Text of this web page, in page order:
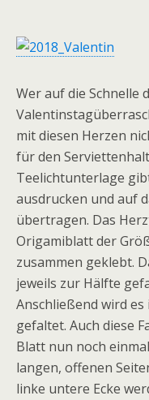
Wer auf die Schnelle
mit diesen Herzen
für den
Teelichtunterlage
ausdrucken und auf
übertragen. Das
Origamiblatt der
zusammen geklebt.
jeweils zur Hälfte
Anschließend wird
gefaltet. Auch diese
Blatt nun noch
langen, offenen
linke untere Ecke